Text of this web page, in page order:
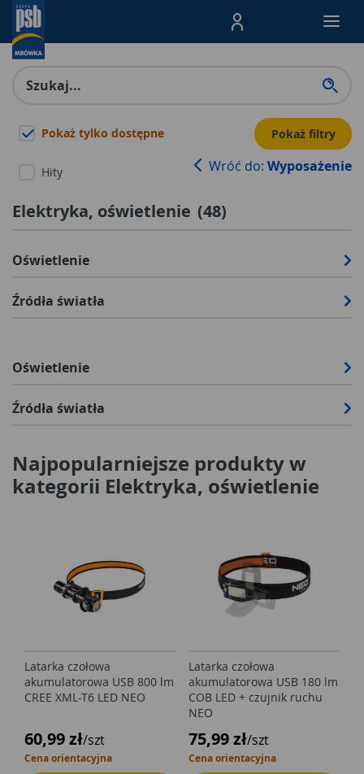
Menu Produktów,
Pokaż tylko dostępne
Hity
Pokaż filtry
Wróć do: Wyposażenie
Elektryka, oświetlenie (48)
Oświetlenie
Źródła światła
Oświetlenie
Źródła światła
Najpopularniejsze produkty w
kategorii Elektryka, oświetlenie
Latarka czołowa
akumulatorowa USB 800 lm
CREE XML-T6 LED NEO
60,99 zł/szt
Cena orientacyjna
Latarka czołowa
akumulatorowa USB 180 lm
COB LED + czujnik ruchu
NEO
75,99 zł/szt
Cena orientacyjna